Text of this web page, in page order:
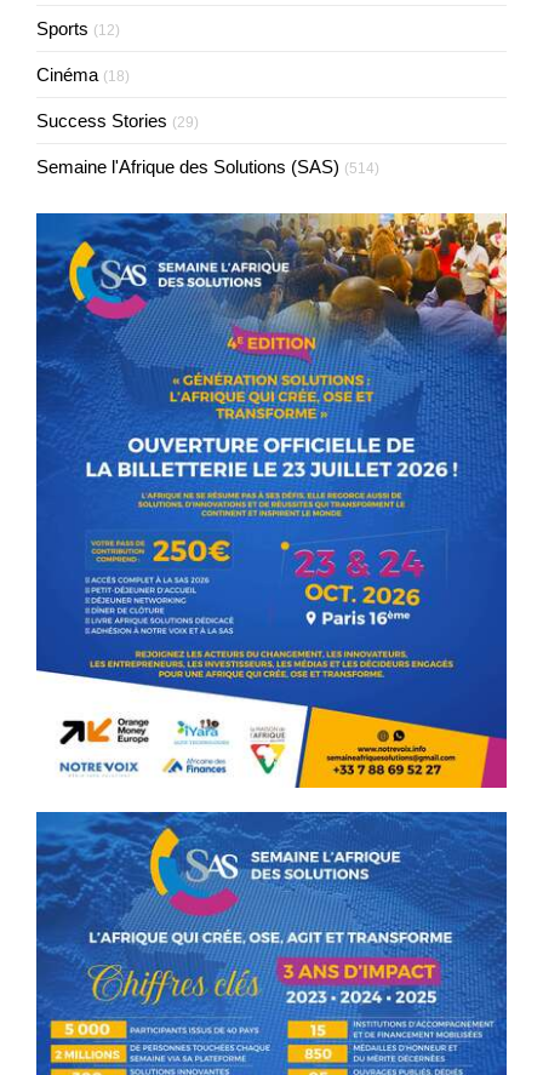
Sports (12)
Cinéma (18)
Success Stories (29)
Semaine l'Afrique des Solutions (SAS) (514)